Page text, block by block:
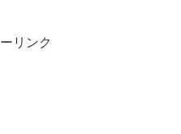
リンク